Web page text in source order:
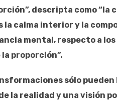
descripta como
calma interior y la
mental, respecto a
proporción”.
sólo
la realidad y una visión